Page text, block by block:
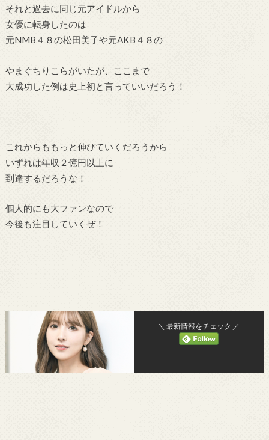
それと過去に同じ元アイドルから
女優に転身したのは
元NMB４８の松田美子や元AKB４８の
やまぐちりこらがいたが、ここまで
大成功した例は史上初と言っていいだろう！
これからももっと伸びていくだろうから
いずれは年収２億円以上に
到達するだろうな！
個人的にも大ファンなので
今後も注目していくぜ！
＼ 最新情報をチェック ／